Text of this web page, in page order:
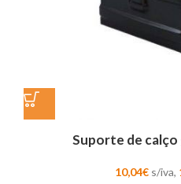
Suporte de
10,04€ s/iva,